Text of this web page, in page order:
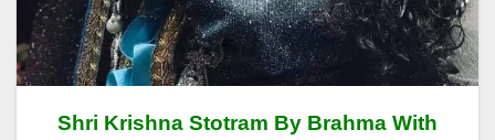
Shri Krishna Stotram By Brahma With